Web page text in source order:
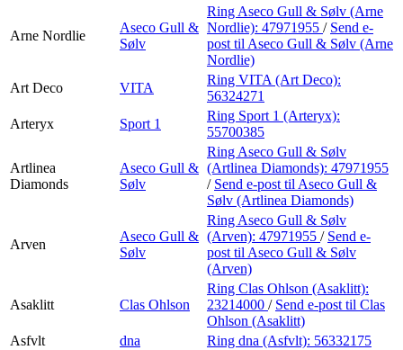
Arne Nordlie
Aseco Gull &
Sølv
Ring Aseco Gull & Sølv (Arne
Nordlie): 47971955 / Send e-
post til Aseco Gull & Sølv (Arne
Nordlie)
Art Deco
VITA
Ring VITA (Art Deco):
56324271
Arteryx
Sport 1
Ring Sport 1 (Arteryx):
55700385
Artlinea
Diamonds
Aseco Gull &
Sølv
Ring Aseco Gull & Sølv
(Artlinea Diamonds): 47971955
/ Send e-post til Aseco Gull &
Sølv (Artlinea Diamonds)
Arven
Aseco Gull &
Sølv
Ring Aseco Gull & Sølv
(Arven): 47971955 / Send e-
post til Aseco Gull & Sølv
(Arven)
Asaklitt Clas Ohlson
Ring Clas Ohlson (Asaklitt):
23214000 / Send e-post til Clas
Ohlson (Asaklitt)
Asfvlt
dna Ring dna (Asfvlt): 56332175